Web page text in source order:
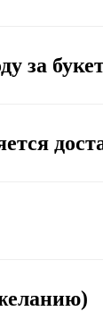
за